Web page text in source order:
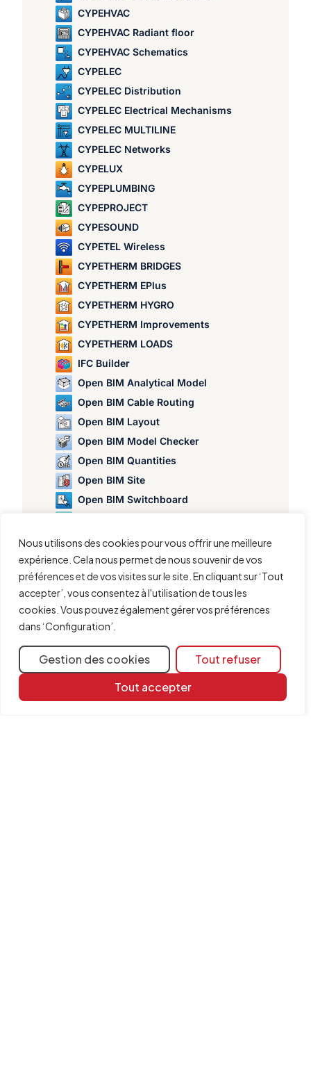
Nous utilisons des cookies pour vous offrir une meilleure
expérience. Cela nous permet de nous souvenir de vos
préférences et de vos visites sur le site. En cliquant sur ‘Tout
accepter’, vous consentez à l'utilisation de tous les
cookies. Vous pouvez également gérer vos préférences
dans ‘Configuration’.
Gestion des cookies
Tout refuser
Tout accepter
CYPEHVAC
CYPEHVAC Radiant floor
CYPEHVAC Schematics
CYPELEC
CYPELEC Distribution
CYPELEC Electrical Mechanisms
CYPELEC MULTILINE
CYPELEC Networks
CYPELUX
CYPEPLUMBING
CYPEPROJECT
CYPESOUND
CYPETEL Wireless
CYPETHERM BRIDGES
CYPETHERM EPlus
CYPETHERM HYGRO
CYPETHERM Improvements
CYPETHERM LOADS
IFC Builder
Open BIM Analytical Model
Open BIM Cable Routing
Open BIM Layout
Open BIM Model Checker
Open BIM Quantities
Open BIM Site
Open BIM Switchboard
Portal frame generator
StruBIM Box Culverts
StruBIM Cantilever Walls
StruBIM Deep Beams
StruBIM Embedded Walls
StruBIM Steel